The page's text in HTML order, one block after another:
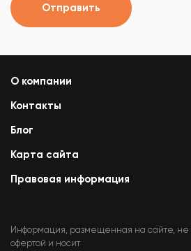
Отправить
О компании
Контакты
Блог
Карта сайта
Правовая информация
Информация, размещенная на сайте, не
офертой и носит